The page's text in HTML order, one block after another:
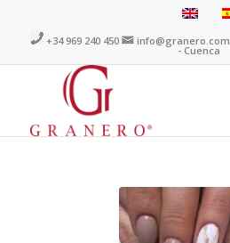
+34 969 240 450 info@granero.com
- Cuenca